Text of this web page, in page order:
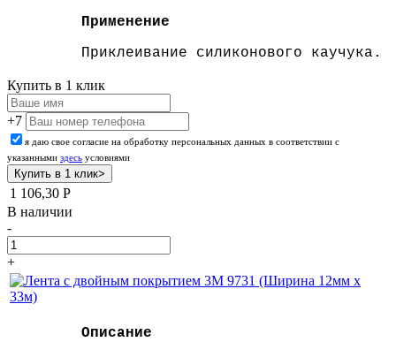
Применение
Приклеивание силиконового каучука.
Купить в 1 клик
+7
я даю свое согласие на обработку персональных данных в соответствии с
указанными здесь условиями
1 106,30 Р
В наличии
-
+
Описание